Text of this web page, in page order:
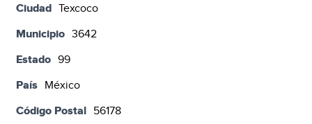
Ciudad Texcoco
Municipio 3642
Estado 99
País México
Código Postal 56178